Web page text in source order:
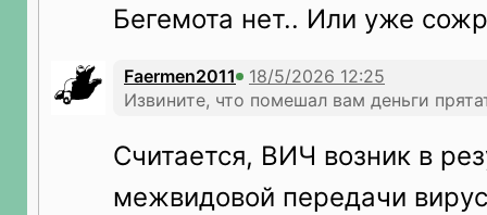
Бегемота нет.. Или уже
Faermen2011
Извините, что помешал вам деньги
Считается, ВИЧ возник в
межвидовой передачи